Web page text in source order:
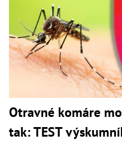
Otravné komáre
tak: TEST